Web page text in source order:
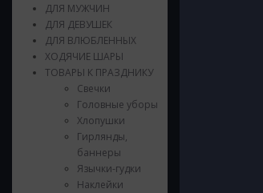
ДЛЯ МУЖЧИН
ДЛЯ ДЕВУШЕК
ДЛЯ ВЛЮБЛЕННЫХ
ХОДЯЧИЕ ШАРЫ
ТОВАРЫ К ПРАЗДНИКУ
Свечки
Головные уборы
Хлопушки
Гирлянды,
баннеры
Язычки-гудки
Наклейки